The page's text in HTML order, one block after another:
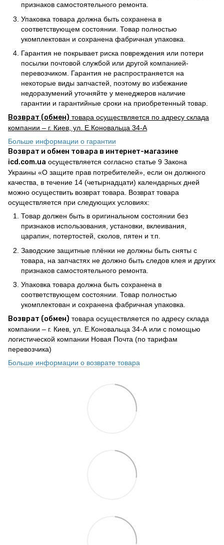
признаков самостоятельного ремонта.
Упаковка товара должна быть сохранена в
соответствующем состоянии. Товар полностью
укомплектован и сохранена фабричная упаковка.
Гарантия не покрывает риска повреждения или потери
посылки почтовой службой или другой компанией-
перевозчиком. Гарантия не распространяется на
некоторые виды запчастей, поэтому во избежание
недоразумений уточняйте у менеджеров наличие
гарантии и гарантийные сроки на приобретенный товар.
Возврат (обмен) товара осуществляется по адресу склада
компании – г. Киев, ул. Е.Коновальца 34-А
Больше информации о гарантии
Возврат и обмен товара в интернет-магазине
icd.com.ua осуществляется согласно статье 9 Закона
Украины «О защите прав потребителей», если он должного
качества, в течение 14 (четырнадцати) календарных дней
можно осуществить возврат товара. Возврат товара
осуществляется при следующих условиях:
Товар должен быть в оригинальном состоянии без
признаков использования, установки, вклеивания,
царапин, потертостей, сколов, пятен и т.п.
Заводские защитные плёнки не должны быть сняты с
товара, на запчастях не должно быть следов клея и других
признаков самостоятельного ремонта.
Упаковка товара должна быть сохранена в
соответствующем состоянии. Товар полностью
укомплектован и сохранена фабричная упаковка.
Возврат (обмен) товара осуществляется по адресу склада
компании – г. Киев, ул. Е.Коновальца 34-А или с помощью
логистической компании Новая Почта (по тарифам
перевозчика)
Больше информации о возврате товара